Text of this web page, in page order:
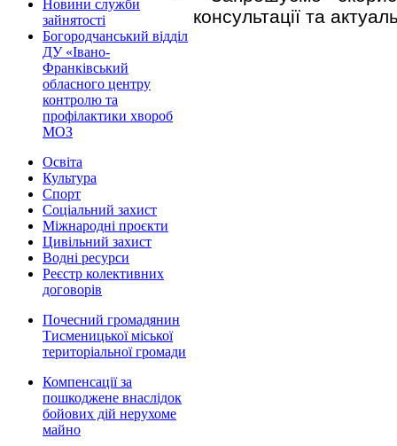
Новини служби
зайнятості
Богородчанський відділ
ДУ «Івано-
Франківський
обласного центру
контролю та
профілактики хвороб
МОЗ
Освіта
Культура
Спорт
Соціальний захист
Міжнародні проєкти
Цивільний захист
Водні ресурси
Реєстр колективних
договорів
Почесний громадянин
Тисменицької міської
територіальної громади
Компенсації за
пошкоджене внаслідок
бойових дій нерухоме
майно
консультації та